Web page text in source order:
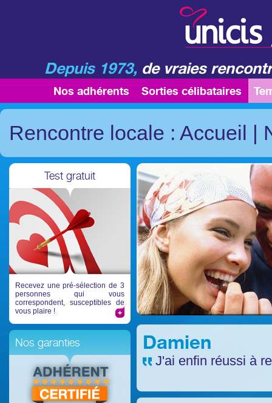
Depuis 1973, de vraies
Nos adhérents Sorties célibataires
Rencontre locale : Accueil |
Test gratuit
Recevez une pré-sélection de 3
personnes qui vous
correspondent, susceptibles de
vous plaire !
Nos garanties Damien
J'ai enfin réussi à